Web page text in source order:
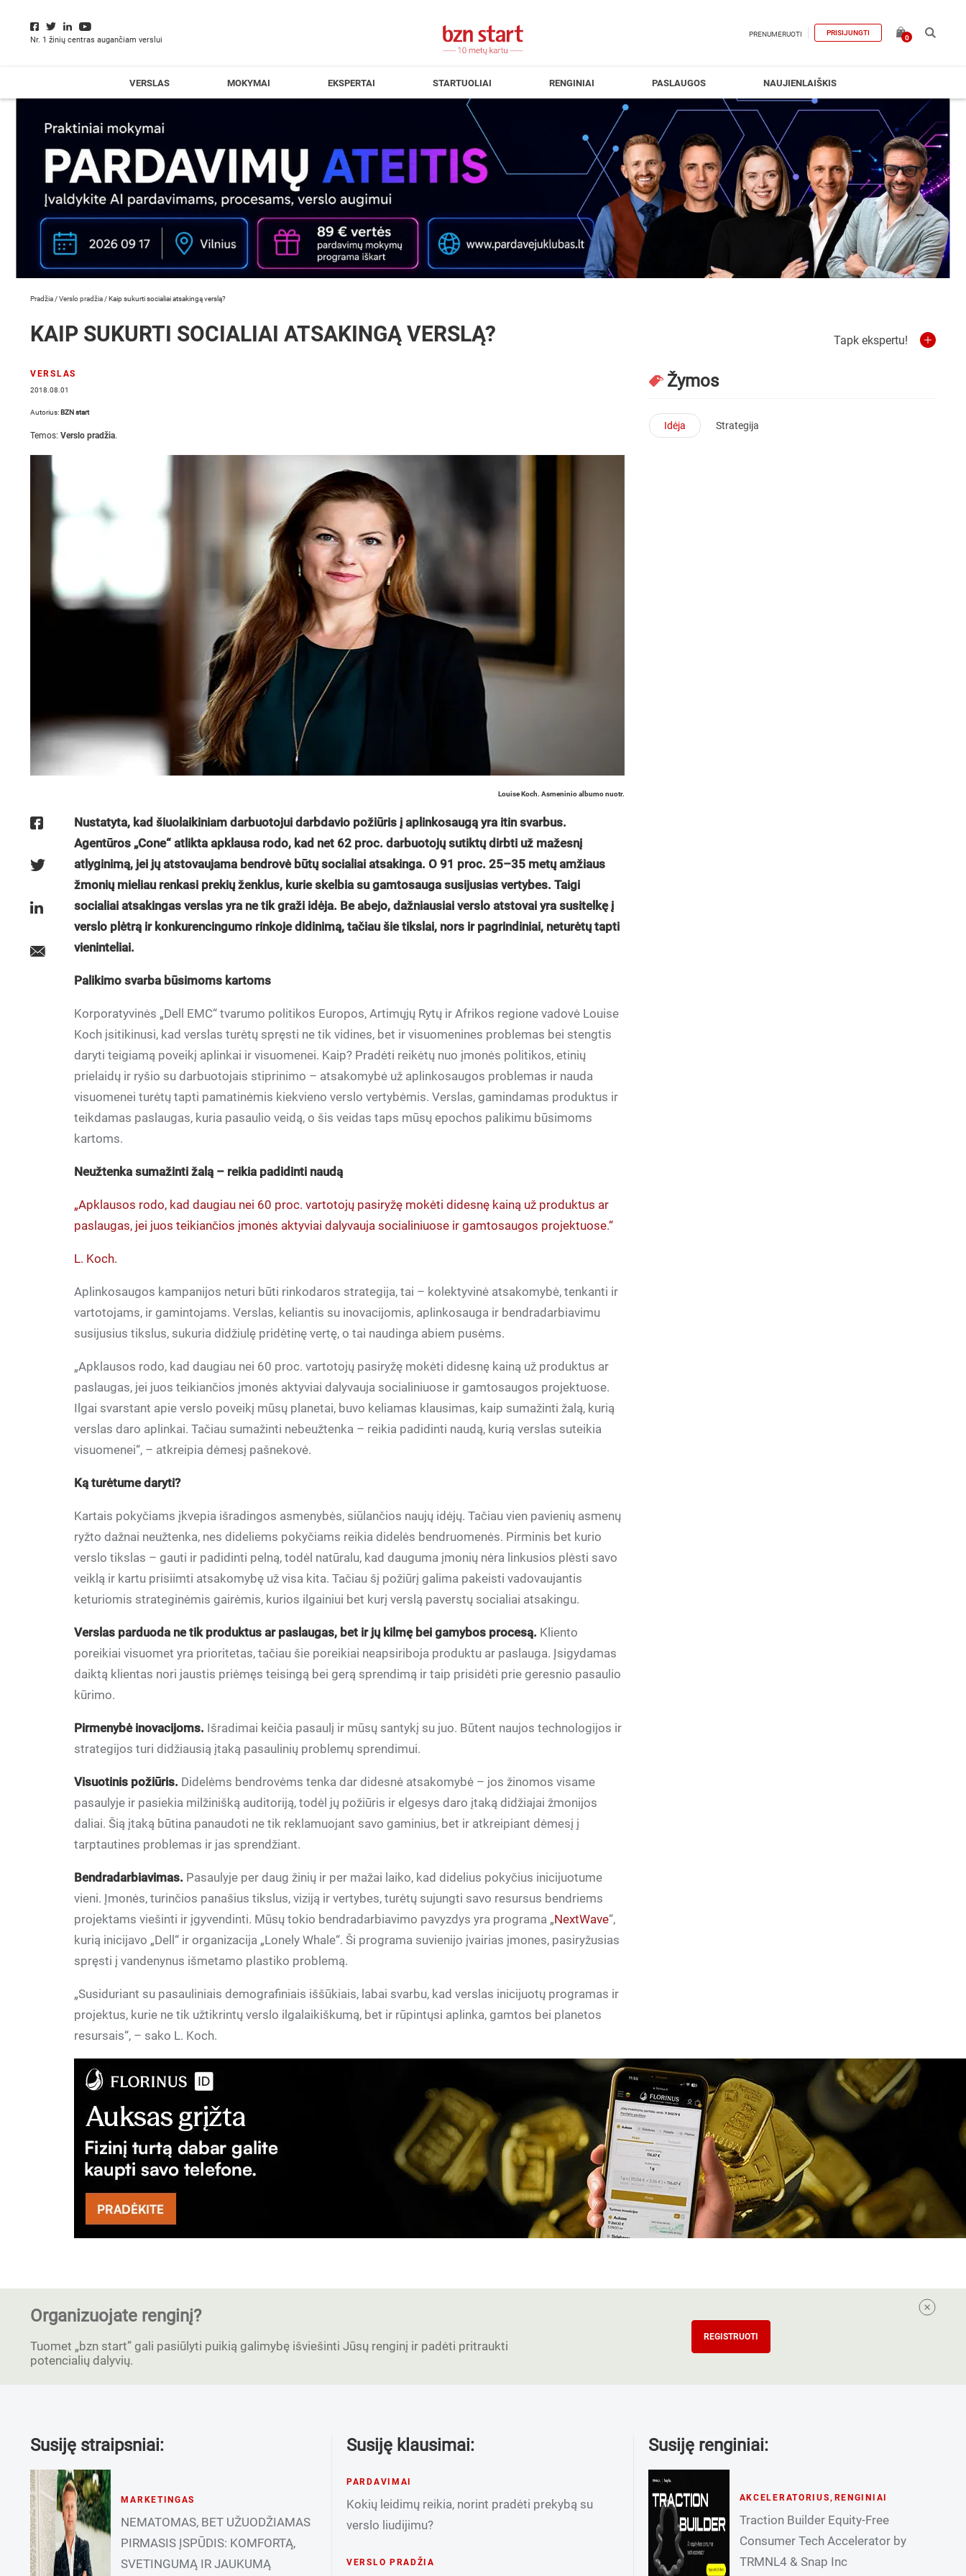
Nr. 1 žinių centras augančiam verslui
PRENUMERUOTI PRISIJUNGTI
0
VERSLAS MOKYMAI EKSPERTAI STARTUOLIAI RENGINIAI PASLAUGOS NAUJIENLAIŠKIS
Pradžia /Verslo pradžia /Kaip sukurti socialiai atsakingą verslą?
KAIP SUKURTI SOCIALIAI ATSAKINGĄ VERSLĄ?
VERSLAS
2018.08.01
Autorius: BZN start
Temos: Verslo pradžia.
Louise Koch. Asmeninio albumo nuotr.
Nustatyta, kad šiuolaikiniam darbuotojui darbdavio požiūris į aplinkosaugą yra itin svarbus.
Agentūros „Cone“ atlikta apklausa rodo, kad net 62 proc. darbuotojų sutiktų dirbti už mažesnį
atlyginimą, jei jų atstovaujama bendrovė būtų socialiai atsakinga. O 91 proc. 25–35 metų amžiaus
žmonių mieliau renkasi prekių ženklus, kurie skelbia su gamtosauga susijusias vertybes. Taigi
socialiai atsakingas verslas yra ne tik graži idėja. Be abejo, dažniausiai verslo atstovai yra susitelkę į
verslo plėtrą ir konkurencingumo rinkoje didinimą, tačiau šie tikslai, nors ir pagrindiniai, neturėtų tapti
vieninteliai.
Palikimo svarba būsimoms kartoms
Korporatyvinės „Dell EMC“ tvarumo politikos Europos, Artimųjų Rytų ir Afrikos regione vadovė Louise
Koch įsitikinusi, kad verslas turėtų spręsti ne tik vidines, bet ir visuomenines problemas bei stengtis
daryti teigiamą poveikį aplinkai ir visuomenei. Kaip? Pradėti reikėtų nuo įmonės politikos, etinių
prielaidų ir ryšio su darbuotojais stiprinimo – atsakomybė už aplinkosaugos problemas ir nauda
visuomenei turėtų tapti pamatinėmis kiekvieno verslo vertybėmis. Verslas, gamindamas produktus ir
teikdamas paslaugas, kuria pasaulio veidą, o šis veidas taps mūsų epochos palikimu būsimoms
kartoms.
Neužtenka sumažinti žalą – reikia padidinti naudą
„Apklausos rodo, kad daugiau nei 60 proc. vartotojų pasiryžę mokėti didesnę kainą už produktus ar
paslaugas, jei juos teikiančios įmonės aktyviai dalyvauja socialiniuose ir gamtosaugos projektuose.“
L. Koch.
Aplinkosaugos kampanijos neturi būti rinkodaros strategija, tai – kolektyvinė atsakomybė, tenkanti ir
vartotojams, ir gamintojams. Verslas, keliantis su inovacijomis, aplinkosauga ir bendradarbiavimu
susijusius tikslus, sukuria didžiulę pridėtinę vertę, o tai naudinga abiem pusėms.
„Apklausos rodo, kad daugiau nei 60 proc. vartotojų pasiryžę mokėti didesnę kainą už produktus ar
paslaugas, jei juos teikiančios įmonės aktyviai dalyvauja socialiniuose ir gamtosaugos projektuose.
Ilgai svarstant apie verslo poveikį mūsų planetai, buvo keliamas klausimas, kaip sumažinti žalą, kurią
verslas daro aplinkai. Tačiau sumažinti nebeužtenka – reikia padidinti naudą, kurią verslas suteikia
visuomenei“, – atkreipia dėmesį pašnekovė.
Ką turėtume daryti?
Kartais pokyčiams įkvepia išradingos asmenybės, siūlančios naujų idėjų. Tačiau vien pavienių asmenų
ryžto dažnai neužtenka, nes dideliems pokyčiams reikia didelės bendruomenės. Pirminis bet kurio
verslo tikslas – gauti ir padidinti pelną, todėl natūralu, kad dauguma įmonių nėra linkusios plėsti savo
veiklą ir kartu prisiimti atsakomybę už visa kita. Tačiau šį požiūrį galima pakeisti vadovaujantis
keturiomis strateginėmis gairėmis, kurios ilgainiui bet kurį verslą paverstų socialiai atsakingu.
Verslas parduoda ne tik produktus ar paslaugas, bet ir jų kilmę bei gamybos procesą. Kliento
poreikiai visuomet yra prioritetas, tačiau šie poreikiai neapsiriboja produktu ar paslauga. Įsigydamas
daiktą klientas nori jaustis priėmęs teisingą bei gerą sprendimą ir taip prisidėti prie geresnio pasaulio
kūrimo.
Pirmenybė inovacijoms. Išradimai keičia pasaulį ir mūsų santykį su juo. Būtent naujos technologijos ir
strategijos turi didžiausią įtaką pasaulinių problemų sprendimui.
Visuotinis požiūris. Didelėms bendrovėms tenka dar didesnė atsakomybė – jos žinomos visame
pasaulyje ir pasiekia milžinišką auditoriją, todėl jų požiūris ir elgesys daro įtaką didžiajai žmonijos
daliai. Šią įtaką būtina panaudoti ne tik reklamuojant savo gaminius, bet ir atkreipiant dėmesį į
tarptautines problemas ir jas sprendžiant.
Bendradarbiavimas. Pasaulyje per daug žinių ir per mažai laiko, kad didelius pokyčius inicijuotume
vieni. Įmonės, turinčios panašius tikslus, viziją ir vertybes, turėtų sujungti savo resursus bendriems
projektams viešinti ir įgyvendinti. Mūsų tokio bendradarbiavimo pavyzdys yra programa „NextWave“,
kurią inicijavo „Dell“ ir organizacija „Lonely Whale“. Ši programa suvienijo įvairias įmones, pasiryžusias
spręsti į vandenynus išmetamo plastiko problemą.
„Susiduriant su pasauliniais demografiniais iššūkiais, labai svarbu, kad verslas inicijuotų programas ir
projektus, kurie ne tik užtikrintų verslo ilgalaikiškumą, bet ir rūpintųsi aplinka, gamtos bei planetos
resursais“, – sako L. Koch.
Tapk ekspertu!
Žymos
Idėja Strategija
Organizuojate renginį?
Tuomet „bzn start” gali pasiūlyti puikią galimybę išviešinti Jūsų renginį ir padėti pritraukti
potencialių dalyvių.
REGISTRUOTI
Susiję straipsniai:
MARKETINGAS
NEMATOMAS, BET UŽUODŽIAMAS
PIRMASIS ĮSPŪDIS: KOMFORTĄ,
SVETINGUMĄ IR JAUKUMĄ
Susiję klausimai:
PARDAVIMAI
Kokių leidimų reikia, norint pradėti prekybą su
verslo liudijimu?
VERSLO PRADŽIA
Susiję renginiai:
AKCELERATORIUS , RENGINIAI
Traction Builder Equity-Free
Consumer Tech Accelerator by
TRMNL4 & Snap Inc